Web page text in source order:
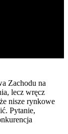
Zachodu na
lecz wręcz
nisze rynkowe
Pytanie,